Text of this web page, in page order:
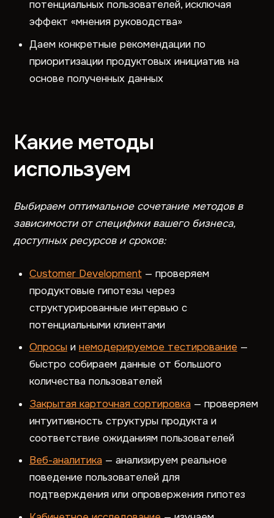
потенциальных пользователей, исключая
эффект «мнения руководства»
Даем конкретные рекомендации по
приоритизации продуктовых инициатив на
основе полученных данных
Какие методы
используем
Выбираем оптимальное сочетание методов в
зависимости от специфики вашего бизнеса,
доступных ресурсов и сроков:
Customer Development— проверяем
продуктовые гипотезы через
структурированные интервью с
потенциальными клиентами
Опросыи немодерируемое тестирование —
быстро собираем данные от большого
количества пользователей
Закрытая карточная сортировка— проверяем
интуитивность структуры продукта и
соответствие ожиданиям пользователей
Веб-аналитика— анализируем реальное
поведение пользователей для
подтверждения или опровержения гипотез